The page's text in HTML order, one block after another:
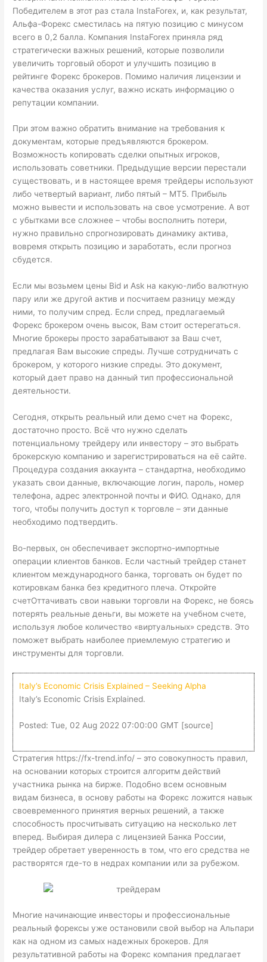
Победителем в этот раз стала InstaForex, и, как результат,
Альфа-Форекс сместилась на пятую позицию с минусом
всего в 0,2 балла. Компания InstaForex приняла ряд
стратегически важных решений, которые позволили
увеличить торговый оборот и улучшить позицию в
рейтинге Форекс брокеров. Помимо наличия лицензии и
качества оказания услуг, важно искать информацию о
репутации компании.
При этом важно обратить внимание на требования к
документам, которые предъявляются брокером.
Возможность копировать сделки опытных игроков,
использовать советники. Предыдущие версии перестали
существовать, и в настоящее время трейдеры используют
либо четвертый вариант, либо пятый – МТ5. Прибыль
можно вывести и использовать на свое усмотрение. А вот
с убытками все сложнее – чтобы восполнить потери,
нужно правильно спрогнозировать динамику актива,
вовремя открыть позицию и заработать, если прогноз
сбудется.
Если мы возьмем цены Bid и Ask на какую-либо валютную
пару или же другой актив и посчитаем разницу между
ними, то получим спред. Если спред, предлагаемый
Форекс брокером очень высок, Вам стоит остерегаться.
Многие брокеры просто зарабатывают за Ваш счет,
предлагая Вам высокие спреды. Лучше сотрудничать с
брокером, у которого низкие спреды. Это документ,
который дает право на данный тип профессиональной
деятельности.
Сегодня, открыть реальный или демо счет на Форекс,
достаточно просто. Всё что нужно сделать
потенциальному трейдеру или инвестору – это выбрать
брокерскую компанию и зарегистрироваться на её сайте.
Процедура создания аккаунта – стандартна, необходимо
указать свои данные, включающие логин, пароль, номер
телефона, адрес электронной почты и ФИО. Однако, для
того, чтобы получить доступ к торговле – эти данные
необходимо подтвердить.
Во-первых, он обеспечивает экспортно-импортные
операции клиентов банков. Если частный трейдер станет
клиентом международного банка, торговать он будет по
котировкам банка без кредитного плеча. Откройте
счетОттачивать свои навыки торговли на Форекс, не боясь
потерять реальные деньги, вы можете на учебном счете,
используя любое количество «виртуальных» средств. Это
поможет выбрать наиболее приемлемую стратегию и
инструменты для торговли.
Italy’s Economic Crisis Explained – Seeking Alpha
Italy’s Economic Crisis Explained.
Posted: Tue, 02 Aug 2022 07:00:00 GMT [source]
Стратегия https://fx-trend.info/ – это совокупность правил,
на основании которых строится алгоритм действий
участника рынка на бирже. Подобно всем основным
видам бизнеса, в основу работы на Форекс ложится навык
своевременного принятия верных решений, а также
способность просчитывать ситуацию на несколько лет
вперед. Выбирая дилера с лицензией Банка России,
трейдер обретает уверенность в том, что его средства не
растворятся где-то в недрах компании или за рубежом.
Многие начинающие инвесторы и профессиональные
реальный форексы уже остановили свой выбор на Альпари
как на одном из самых надежных брокеров. Для
результативной работы на Форекс компания предлагает